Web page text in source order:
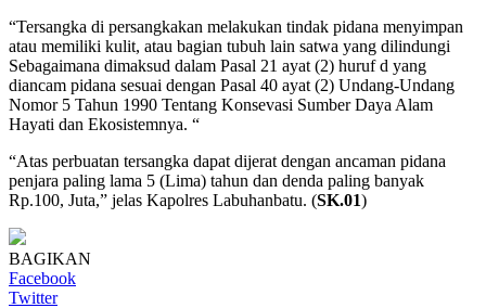
“Tersangka di persangkakan melakukan tindak pidana menyimpan
atau memiliki kulit, atau bagian tubuh lain satwa yang dilindungi
Sebagaimana dimaksud dalam Pasal 21 ayat (2) huruf d yang
diancam pidana sesuai dengan Pasal 40 ayat (2) Undang-Undang
Nomor 5 Tahun 1990 Tentang Konsevasi Sumber Daya Alam
Hayati dan Ekosistemnya. “
“Atas perbuatan tersangka dapat dijerat dengan ancaman pidana
penjara paling lama 5 (Lima) tahun dan denda paling banyak
Rp.100, Juta,” jelas Kapolres Labuhanbatu. (SK.01)
BAGIKAN
Facebook
Twitter